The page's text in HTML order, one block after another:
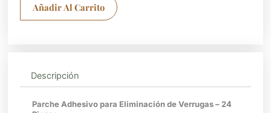
Añadir Al Carrito
Descripción
Parche Adhesivo para Eliminación de Verrugas – 24